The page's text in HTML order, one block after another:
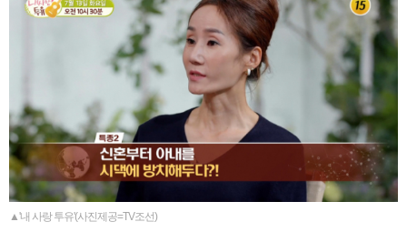
▲'내 사랑 투유'(사진제공=TV조선)